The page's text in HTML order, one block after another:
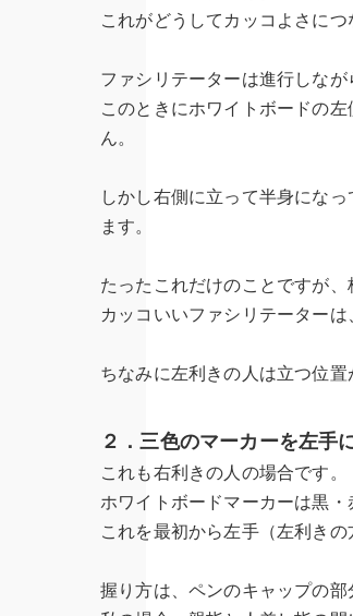
これがどうしてカッコよさにつ
ファシリテーターは進行しなが
このときにホワイトボードの
ん。
しかし右側に立って半身にな
ます。
たったこれだけのことですが
カッコいいファシリテーターは
ちなみに左利きの人は立つ位
２．三色のマーカーを左手
これも右利きの人の場合です。
ホワイトボードマーカーは黒・
これを最初から左手（左利きの
握り方は、ペンのキャップの部